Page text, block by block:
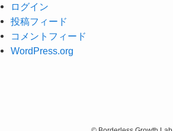
ログイン
投稿フィード
コメントフィード
WordPress.org